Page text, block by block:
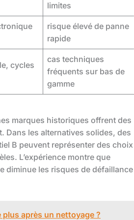
limites
risque élevé de panne
rapide
cycles
cas techniques
fréquents sur bas de
gamme
marques historiques offrent des
Dans les alternatives solides, des
B peuvent représenter des choix
L’expérience montre que
diminue les risques de défaillance
après un nettoyage ?